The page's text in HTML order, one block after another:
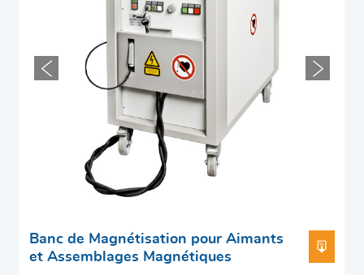
Banc de Magnétisation pour Aimants
et Assemblages Magnétiques